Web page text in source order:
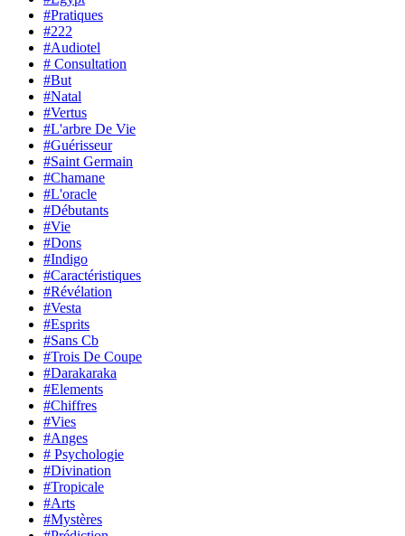
#Pratiques
#222
#Audiotel
# Consultation
#But
#Natal
#Vertus
#L'arbre De Vie
#Guérisseur
#Saint Germain
#Chamane
#L'oracle
#Débutants
#Vie
#Dons
#Indigo
#Caractéristiques
#Révélation
#Vesta
#Esprits
#Sans Cb
#Trois De Coupe
#Darakaraka
#Elements
#Chiffres
#Vies
#Anges
# Psychologie
#Divination
#Tropicale
#Arts
#Mystères